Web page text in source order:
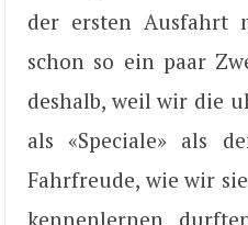
der ersten Ausfahrt
schon so ein paar
deshalb, weil wir die
als «Speciale» als
Fahrfreude, wie wir
kennenlernen